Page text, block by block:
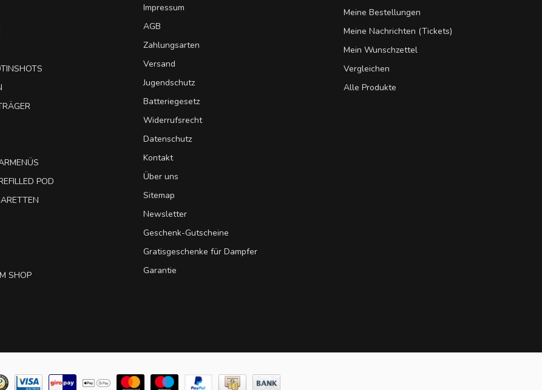
POD
SHOP
Impressum
AGB
Zahlungsarten
Versand
Jugendschutz
Batteriegesetz
Widerrufsrecht
Datenschutz
Kontakt
Über uns
Sitemap
Newsletter
Geschenk-Gutscheine
Gratisgeschenke für Dampfer
Garantie
Meine Bestellungen
Meine Nachrichten (Tickets)
Mein Wunschzettel
Vergleichen
Alle Produkte